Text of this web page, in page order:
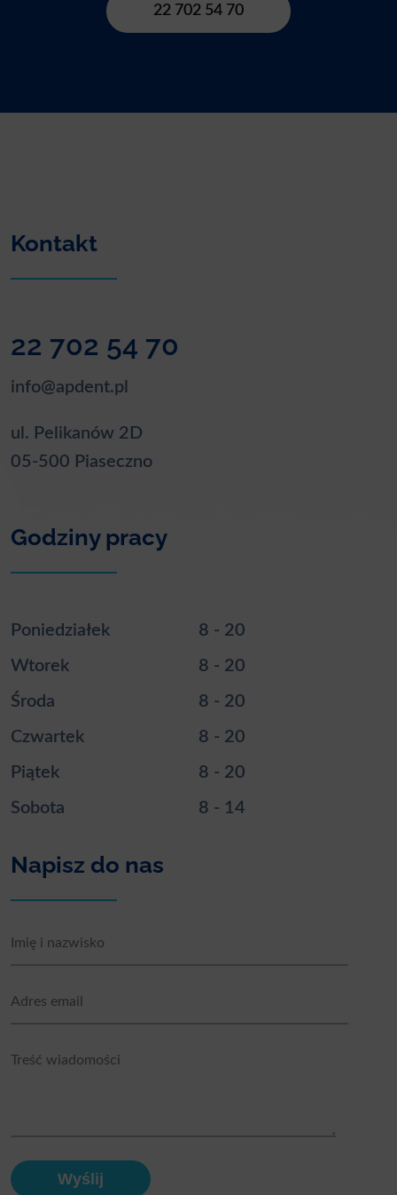
22 702 54 70
Kontakt
22 702 54 70
info@apdent.pl
ul. Pelikanów 2D
05-500 Piaseczno
Godziny pracy
Poniedziałek
8 - 20
Wtorek
8 - 20
Środa
8 - 20
Czwartek
8 - 20
Piątek
8 - 20
Sobota
8 - 14
Napisz do nas